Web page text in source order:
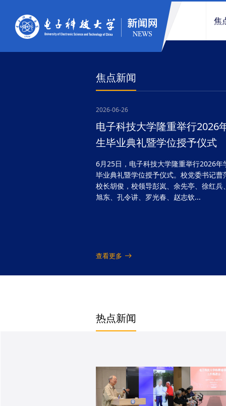
焦
焦点新闻
2026-06-26
电子科技大学隆重举行2026
生毕业典礼暨学位授予仪式
6月25日，电子科技大学隆重举行2026年
毕业典礼暨学位授予仪式。校党委书记曹
校长胡俊，校领导彭岚、余先亭、徐红兵
旭东、孔令讲、罗光春、赵志钦...
查看更多
热点新闻